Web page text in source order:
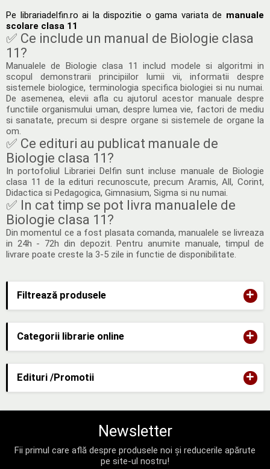
Filtrează produsele +
Categorii librarie online +
Edituri /Promotii +
Pe librariadelfin.ro ai la dispozitie o gama variata de manuale
scolare clasa 11
✅ Ce include un manual de Biologie clasa
11?
Manualele de Biologie clasa 11 includ modele si algoritmi in
scopul demonstrarii principiilor lumii vii, informatii despre
sistemele biologice, terminologia specifica biologiei si nu numai.
De asemenea, elevii afla cu ajutorul acestor manuale despre
functiile organismului uman, despre lumea vie, factori de mediu
si sanatate, precum si despre organe si sistemele de organe la
om.
✅ Ce edituri au publicat manuale de
Biologie clasa 11?
In portofoliul Librariei Delfin sunt incluse manuale de Biologie
clasa 11 de la edituri recunoscute, precum Aramis, All, Corint,
Didactica si Pedagogica, Gimnasium, Sigma si nu numai.
✅ In cat timp se pot livra manualele de
Biologie clasa 11?
Din momentul ce a fost plasata comanda, manualele se livreaza
in 24h - 72h din depozit. Pentru anumite manuale, timpul de
livrare poate creste la 3-5 zile in functie de disponibilitate.
Newsletter
Fii primul care află despre produsele noi și reducerile apărute
pe site-ul nostru!